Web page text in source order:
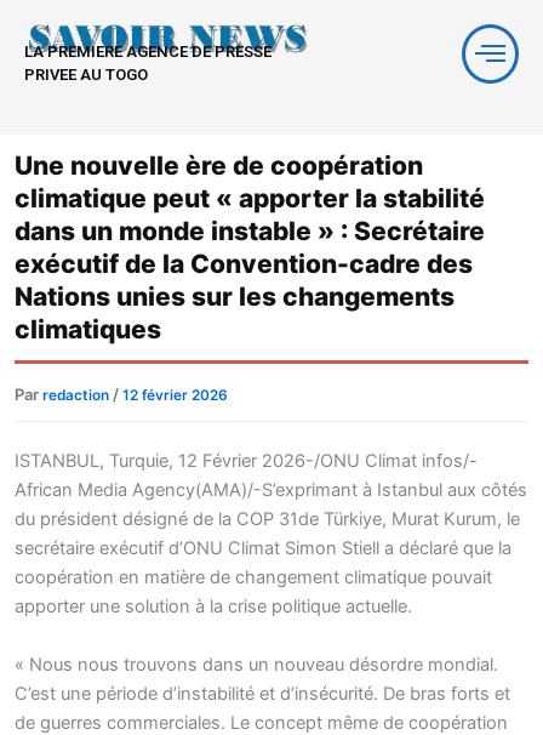
contenu
LA PREMIERE AGENCE DE PRESSE
PRIVEE AU TOGO
Une nouvelle ère de coopération
climatique peut « apporter la stabilité
dans un monde instable » : Secrétaire
exécutif de la Convention-cadre des
Nations unies sur les changements
climatiques
Par redaction / 12 février 2026
ISTANBUL, Turquie, 12 Février 2026-/ONU Climat infos/-
African Media Agency(AMA)/-S’exprimant à Istanbul aux côtés
du président désigné de la COP 31de Türkiye, Murat Kurum, le
secrétaire exécutif d’ONU Climat Simon Stiell a déclaré que la
coopération en matière de changement climatique pouvait
apporter une solution à la crise politique actuelle.
« Nous nous trouvons dans un nouveau désordre mondial.
C’est une période d’instabilité et d’insécurité. De bras forts et
de guerres commerciales. Le concept même de coopération